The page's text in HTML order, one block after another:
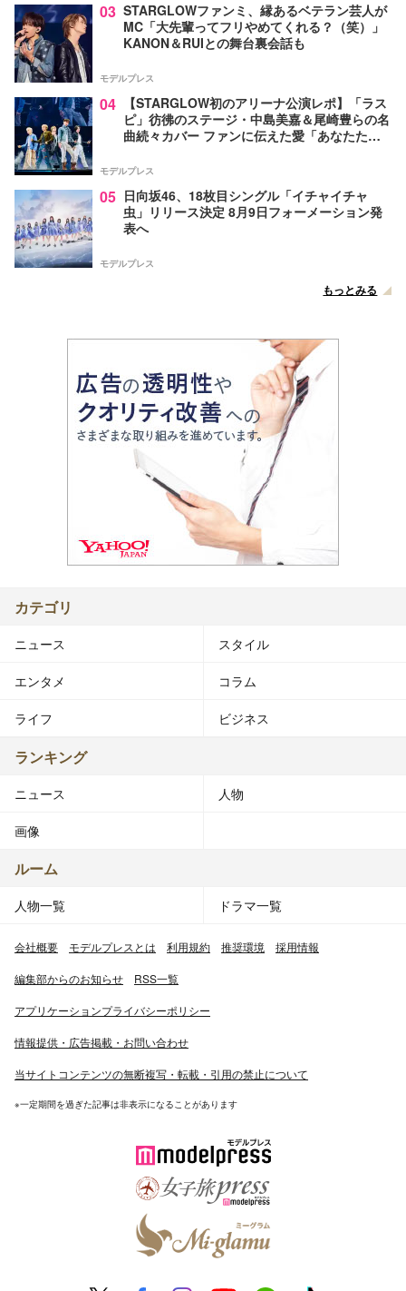
03 STARGLOWファンミ、縁あるベテラン芸人が
MC「大先輩ってフリやめてくれる？（笑）」
KANON＆RUIとの舞台裏会話も
モデルプレス
04
【STARGLOW初のアリーナ公演レポ】「ラス
ピ」彷彿のステージ・中島美嘉＆尾崎豊らの名
曲続々カバー ファンに伝えた愛「あなたたち
モデルプレス
05 日向坂46、18枚目シングル「イチャイチャ
虫」リリース決定 8月9日フォーメーション発
表へ
モデルプレス
もっとみる
カテゴリ
ニュース スタイル
エンタメ コラム
ライフ ビジネス
ランキング
ニュース 人物
画像
ルーム
人物一覧 ドラマ一覧
会社概要 モデルプレスとは 利用規約 推奨環境 採用情報
編集部からのお知らせ RSS一覧
アプリケーションプライバシーポリシー
情報提供・広告掲載・お問い合わせ
当サイトコンテンツの無断複写・転載・引用の禁止について
※一定期間を過ぎた記事は非表示になることがあります